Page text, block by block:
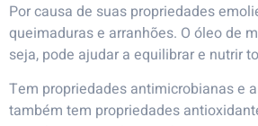
Por causa de suas propriedades
queimaduras e arranhões. O óleo de
seja, pode ajudar a equilibrar e nutrir
Tem propriedades antimicrobianas e
também tem propriedades